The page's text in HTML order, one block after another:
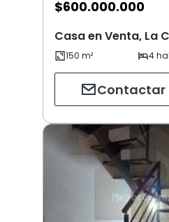
$600.000.000
Casa en Venta, La
Contactar